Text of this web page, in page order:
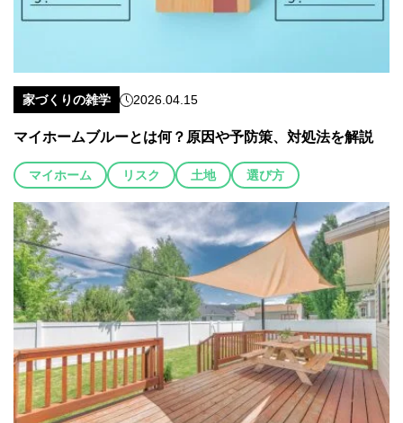
家づくりの雑学 2026.04.15
マイホームブルーとは何？原因や予防策、対処法を解説
マイホーム リスク 土地 選び方